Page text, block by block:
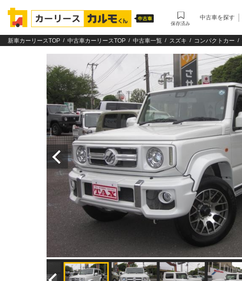
保存済み
中古車を探す
新車カーリースTOP 中古車カーリースTOP 中古車一覧 スズキ コンパクトカー